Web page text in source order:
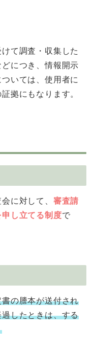
て調査・収集した
につき、情報開示
いては、使用者に
拠にもなります。
に対して、 審査請
し立てる制度で
の謄本が送付され
したときは、する